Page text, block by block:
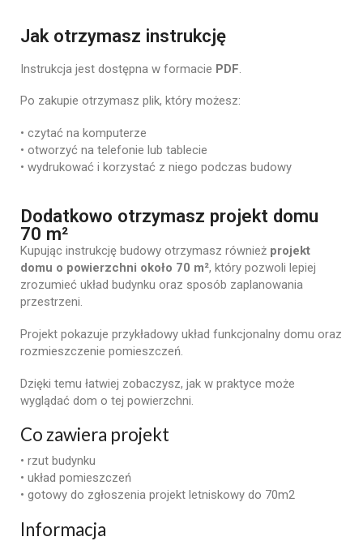
Jak otrzymasz instrukcję
Instrukcja jest dostępna w formacie PDF.
Po zakupie otrzymasz plik, który możesz:
• czytać na komputerze
• otworzyć na telefonie lub tablecie
• wydrukować i korzystać z niego podczas budowy
Dodatkowo otrzymasz projekt domu
70 m²
Kupując instrukcję budowy otrzymasz również projekt
domu o powierzchni około 70 m², który pozwoli lepiej
zrozumieć układ budynku oraz sposób zaplanowania
przestrzeni.
Projekt pokazuje przykładowy układ funkcjonalny domu oraz
rozmieszczenie pomieszczeń.
Dzięki temu łatwiej zobaczysz, jak w praktyce może
wyglądać dom o tej powierzchni.
Cozawiera projekt
• rzut budynku
• układ pomieszczeń
• gotowy do zgłoszenia projekt letniskowy do 70m2
Informacja